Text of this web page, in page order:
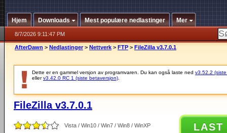
Hjem Downloads Mest populære nedlastinger Mer
8/7/2026 9:11:47 PM
AfterDawn > Nedlastinger > Nettverk > FTP > FileZilla v3.7.0.1
Dette er en gammel versjon av programvaren. Du kan også laste ned v3.52.2
ellerv3.42.0 RC 1 (siste betaversjon)
FileZilla v3.7.0.1
Vista / Win10 / Win7 / Win8 / WinXP LAST